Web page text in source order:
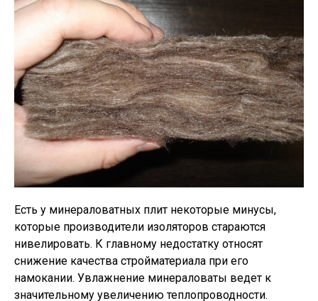
Есть у минераловатных плит некоторые минусы,
которые производители изоляторов стараются
нивелировать. К главному недостатку относят
снижение качества стройматериала при его
намокании. Увлажнение минераловаты ведет к
значительному увеличению теплопроводности.